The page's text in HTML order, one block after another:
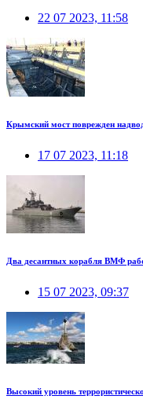
22 07 2023, 11:58
Крымский мост поврежден
17 07 2023, 11:18
Два десантных корабля ВМФ
15 07 2023, 09:37
Высокий уровень